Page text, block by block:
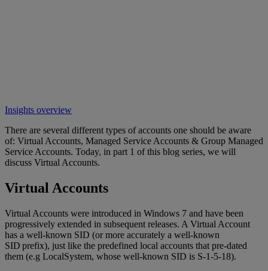
Insights overview
There are several different types of accounts one should be aware
of: Virtual Accounts, Managed Service Accounts & Group Managed
Service Accounts. Today, in part 1 of this blog series, we will
discuss Virtual Accounts.
Virtual Accounts
Virtual Accounts were introduced in Windows 7 and have been
progressively extended in subsequent releases. A Virtual Account
has a well-known SID (or more accurately a well-known
SID prefix), just like the predefined local accounts that pre-dated
them (e.g LocalSystem, whose well-known SID is S-1-5-18).